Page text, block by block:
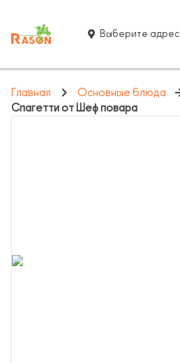
Выберите адрес
Главная
Основные блюда
Спагетти от Шеф повара